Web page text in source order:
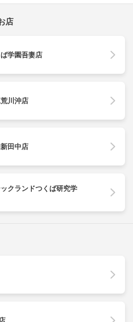
店
学園吾妻店
川沖店
田中店
クランドつくば研究学